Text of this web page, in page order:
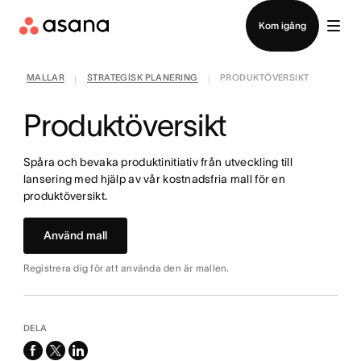
Kom igång
MALLAR STRATEGISK PLANERING PRODUKTÖVERSIKT
Produktöversikt
Spåra och bevaka produktinitiativ från utveckling till
lansering med hjälp av vår kostnadsfria mall för en
produktöversikt.
Använd mall
Registrera dig för att använda den är mallen.
DELA
facebook
x-
linkedin